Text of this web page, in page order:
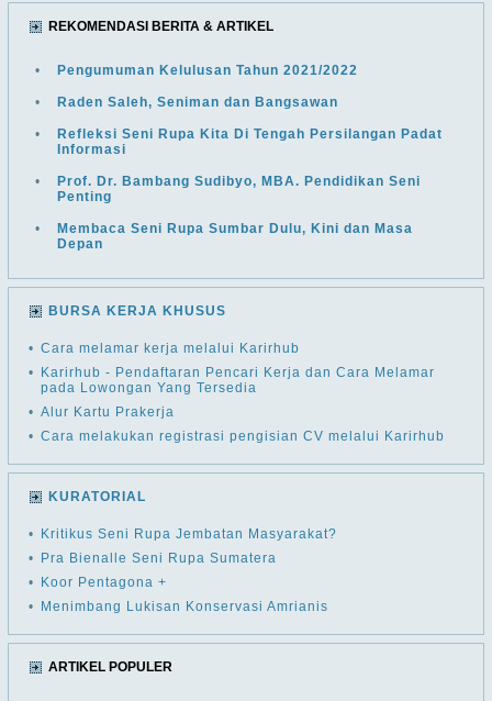
REKOMENDASI BERITA & ARTIKEL
• Pengumuman Kelulusan Tahun 2021/2022
• Raden Saleh, Seniman dan Bangsawan
•
Refleksi Seni Rupa Kita Di Tengah Persilangan Padat
Informasi
•
Prof. Dr. Bambang Sudibyo, MBA. Pendidikan Seni
Penting
•
Membaca Seni Rupa Sumbar Dulu, Kini dan Masa
Depan
BURSA KERJA KHUSUS
• Cara melamar kerja melalui Karirhub
•
Karirhub - Pendaftaran Pencari Kerja dan Cara Melamar
pada Lowongan Yang Tersedia
• Alur Kartu Prakerja
• Cara melakukan registrasi pengisian CV melalui Karirhub
KURATORIAL
•
Kritikus Seni Rupa Jembatan Masyarakat?
•
Pra Bienalle Seni Rupa Sumatera
•
Koor Pentagona +
•
Menimbang Lukisan Konservasi Amrianis
ARTIKEL POPULER